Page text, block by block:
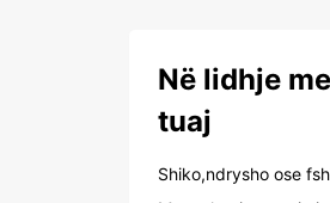
Në lidhje
tuaj
Shiko,ndrysho ose